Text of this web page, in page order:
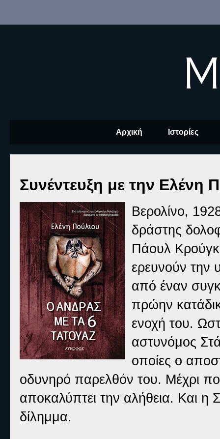
Αρχική Ιστορίες
Συνέντευξη με την Ελένη
Βερολίνο,
δράστης
Πάουλ
ερευνούν την
από έναν
πρώην
ενοχή του.
αστυνόμος
οποίες ο
οδυνηρό παρελθόν του. Μέχρι
αποκαλύπτει την αλήθεια. Και
δίλημμα.